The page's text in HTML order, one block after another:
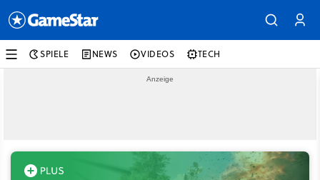
SPIELE NEWS VIDEOS TECH